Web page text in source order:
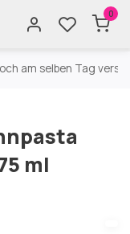
0
am selben Tag
ml